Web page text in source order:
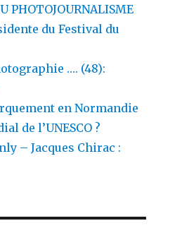
PHOTOJOURNALISME
du Festival du
…. (48):
en Normandie
de l’UNESCO ?
– Jacques Chirac :